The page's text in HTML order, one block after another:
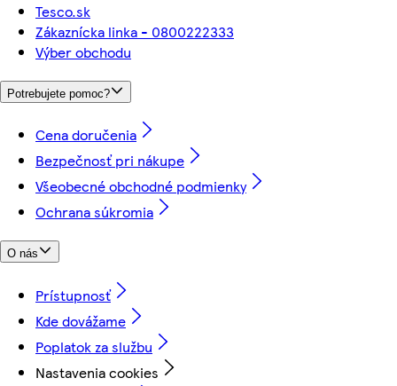
Tesco.sk
Zákaznícka linka - 0800222333
Výber obchodu
Potrebujete pomoc?
Cena doručenia
Bezpečnosť pri nákupe
Všeobecné obchodné podmienky
Ochrana súkromia
O nás
Prístupnosť
Kde dovážame
Poplatok za službu
Nastavenia cookies